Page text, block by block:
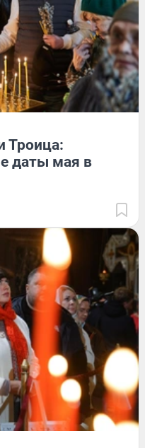
Троица:
даты мая в